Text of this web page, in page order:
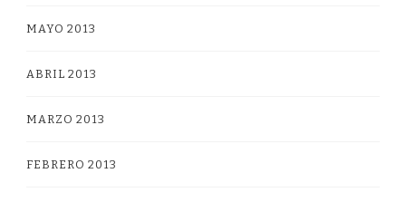
MAYO 2013
ABRIL 2013
MARZO 2013
FEBRERO 2013